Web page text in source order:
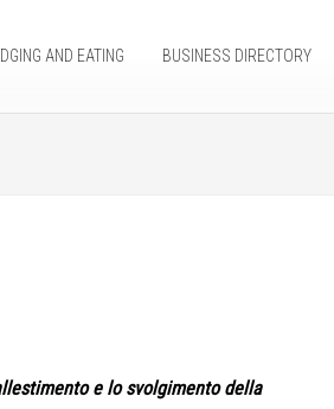
AND EATING BUSINESS DIRECTORY
e lo svolgimento della